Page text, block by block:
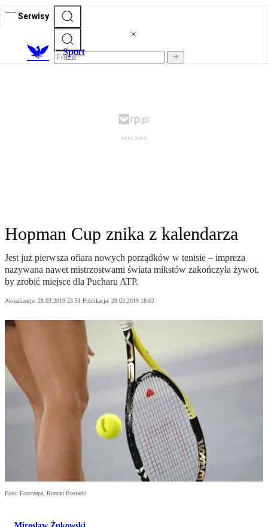
Serwisy
Sport
Hopman Cup znika z kalendarza
Jest już pierwsza ofiara nowych porządków w tenisie – impreza
nazywana nawet mistrzostwami świata mikstów zakończyła żywot,
by zrobić miejsce dla Pucharu ATP.
Aktualizacja: 28.03.2019 23:51 Publikacja: 28.03.2019 18:02
Foto: Fotorzepa, Roman Bosiacki